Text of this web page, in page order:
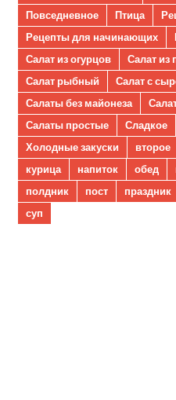
Повседневное
Птица
Рецепты для начинающих
Салат из огурцов
Салат из
Салат рыбный
Салат с
Салаты без майонеза
Салаты простые
Сладкое
Холодные закуски
второе
курица
напиток обед
полдник
пост праздник
суп